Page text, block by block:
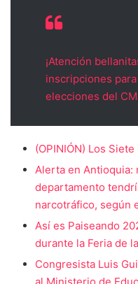
¡Atención
inscripciones
elecciones del
(OPINIÓN) Los
Alerta en Antioquia:
departamento
narcotráfico, según
Así es Paiseando
durante la Feria de
Congresista Luis